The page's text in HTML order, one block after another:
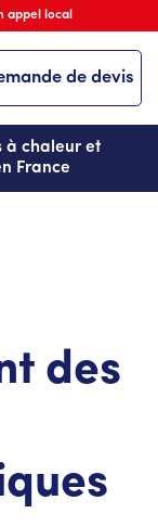
appel local
de devis
à chaleur et
France
des